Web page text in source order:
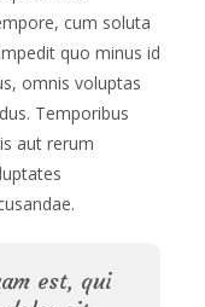
cum soluta
quo minus id
omnis voluptas
Temporibus
aut rerum
est, qui